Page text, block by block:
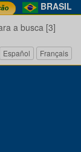
BRASIL
a busca [3]
Español Français